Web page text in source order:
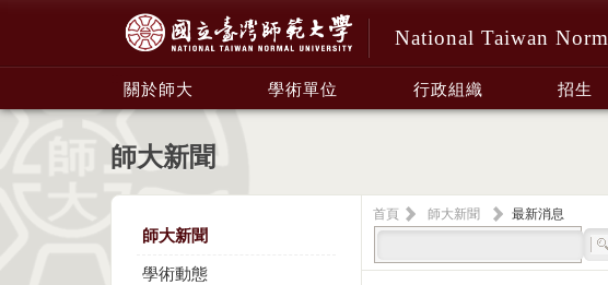
National Taiwan
關於師大 學術單位 行政組織 招生
師大新聞
師大新聞
學術動態
首頁 師大新聞
最新消息